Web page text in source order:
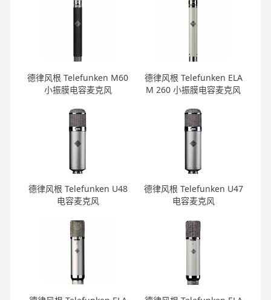
德律风根 Telefunken M60
小振膜电容麦克风
德律风根 Telefunken ELA
M 260 小振膜电容麦克风
德律风根 Telefunken U48
电容麦克风
德律风根 Telefunken U47
电容麦克风